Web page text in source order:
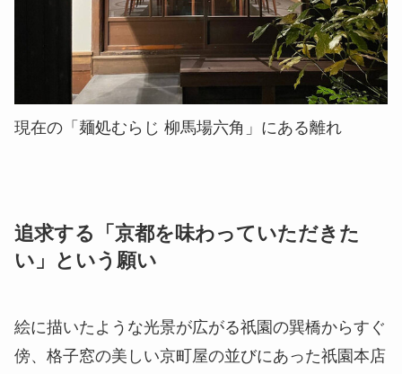
現在の「麺処むらじ 柳馬場六角」にある離れ
追求する「京都を味わっていただきた
い」という願い
絵に描いたような光景が広がる祇園の巽橋からすぐ
傍、格子窓の美しい京町屋の並びにあった祇園本店